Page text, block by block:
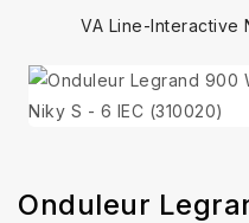
VA Line-Interactive
Onduleur